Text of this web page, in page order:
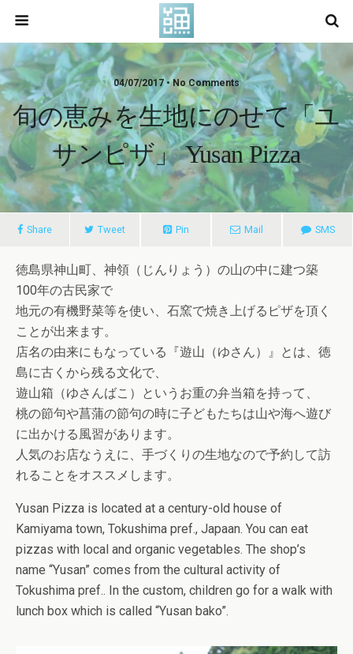
04/07/2017 • No Comments
旬の恵みを生地にのせて「ユ
サンピザ」 Yusan Pizza
Share Tweet Pin Mail SMS
徳島県神山町、神領（じんりょう）の山の中に建つ築
100年の古民家で
地元の有機野菜等を使い、石窯で焼き上げるピザを頂く
ことが出来ます。
店名の由来にもなっている『遊山（ゆさん）』とは、徳
島に古くから残る文化で、
遊山箱（ゆさんばこ）というお重の弁当箱を持って、
桃の節句や菖蒲の節句の時に子どもたちは山や海へ遊び
に出かける風習があります。
人気のお店なうえに、手づくりの生地なので予約して訪
れることをオススメします。
Yusan Pizza is located at a century-old house of
Kamiyama town, Tokushima pref., Japaan. You can eat
pizzas with local and organic vegetables. The shop’s
name “Yusan” comes from the cultural activity of
Tokushima pref.. In the custom, children go for a walk with
lunch box which is called “Yusan bako”.